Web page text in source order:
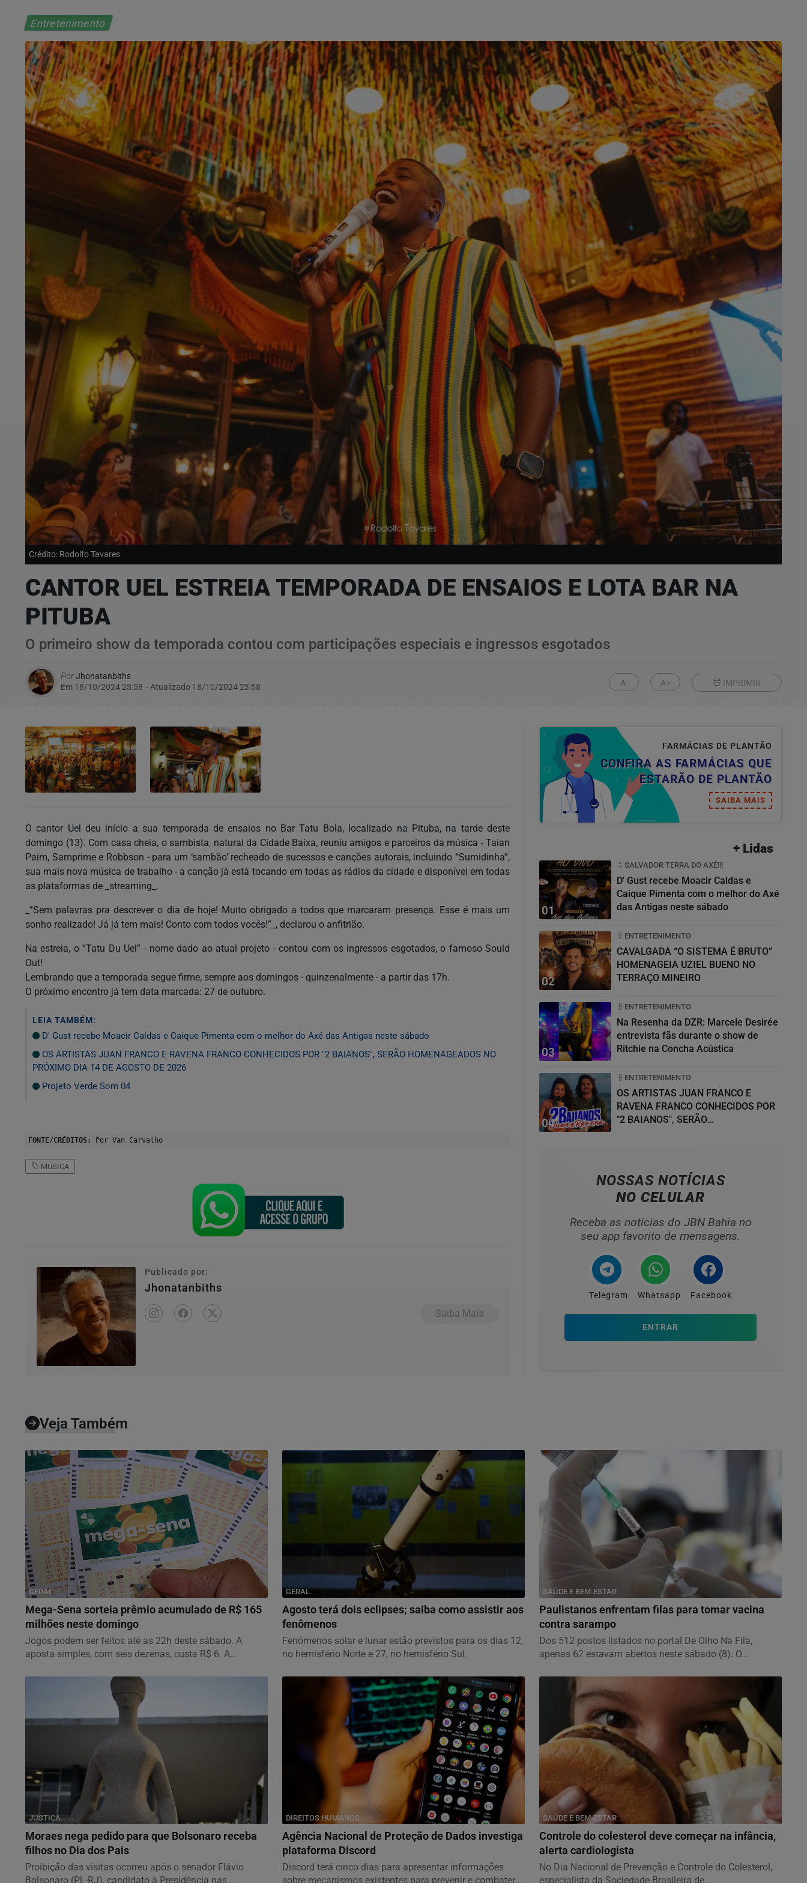
Entretenimento
Crédito: Rodolfo Tavares
CANTOR UEL ESTREIA TEMPORADA DE ENSAIOS E LOTA BAR NA
PITUBA
O primeiro show da temporada contou com participações especiais e ingressos esgotados
PorJhonatanbiths
Em 18/10/2024 23:58 - Atualizado 18/10/2024 23:58 A- A+ IMPRIMIR
O cantor Uel deu início a sua temporada de ensaios no Bar Tatu Bola, localizado na Pituba, na tarde deste
domingo (13). Com casa cheia, o sambista, natural da Cidade Baixa, reuniu amigos e parceiros da música - Taian
Paim, Samprime e Robbson - para um ‘sambão’ recheado de sucessos e canções autorais, incluindo “Sumidinha”,
sua mais nova música de trabalho - a canção já está tocando em todas as rádios da cidade e disponível em todas
as plataformas de _streaming_.
_”Sem palavras pra descrever o dia de hoje! Muito obrigado a todos que marcaram presença. Esse é mais um
sonho realizado! Já já tem mais! Conto com todos vocês!”_, declarou o anfitrião.
Na estreia, o “Tatu Du Uel” - nome dado ao atual projeto - contou com os ingressos esgotados, o famoso Sould
Out!
Lembrando que a temporada segue firme, sempre aos domingos - quinzenalmente - a partir das 17h.
O próximo encontro já tem data marcada: 27 de outubro.
LEIA TAMBÉM:
D' Gust recebe Moacir Caldas e Caique Pimenta com o melhor do Axé das Antigas neste sábado
OS ARTISTAS JUAN FRANCO E RAVENA FRANCO CONHECIDOS POR "2 BAIANOS", SERÃO HOMENAGEADOS NO
PRÓXIMO DIA 14 DE AGOSTO DE 2026
Projeto Verde Som 04
FONTE/CRÉDITOS: Por Van Carvalho
MÚSICA
Publicado por:
Jhonatanbiths
Saiba Mais
FARMÁCIAS DE PLANTÃO
CONFIRA AS FARMÁCIAS QUE
ESTARÃO DE PLANTÃO
SAIBA MAIS
+ Lidas
01
SALVADOR TERRA DO AXÉ!!!
D' Gust recebe Moacir Caldas e
Caique Pimenta com o melhor do Axé
das Antigas neste sábado
02
ENTRETENIMENTO
CAVALGADA “O SISTEMA É BRUTO”
HOMENAGEIA UZIEL BUENO NO
TERRAÇO MINEIRO
03
ENTRETENIMENTO
Na Resenha da DZR: Marcele Desirée
entrevista fãs durante o show de
Ritchie na Concha Acústica
04
ENTRETENIMENTO
OS ARTISTAS JUAN FRANCO E
RAVENA FRANCO CONHECIDOS POR
"2 BAIANOS", SERÃO
NOSSAS NOTÍCIAS
NO CELULAR
Receba as notícias do JBN Bahia no
seu app favorito de mensagens.
Telegram Whatsapp Facebook
ENTRAR
Veja Também
GERAL
Mega-Sena sorteia prêmio acumulado de R$ 165
milhões neste domingo
Jogos podem ser feitos até as 22h deste sábado. A
aposta simples, com seis dezenas, custa R$ 6. A
GERAL
Agosto terá dois eclipses; saiba como assistir aos
fenômenos
Fenômenos solar e lunar estão previstos para os dias 12,
no hemisfério Norte e 27, no hemisfério Sul.
SAÚDE E BEM-ESTAR
Paulistanos enfrentam filas para tomar vacina
contra sarampo
Dos 512 postos listados no portal De Olho Na Fila,
apenas 62 estavam abertos neste sábado (8). O...
JUSTIÇA
Moraes nega pedido para que Bolsonaro receba
filhos no Dia dos Pais
Proibição das visitas ocorreu após o senador Flávio
Bolsonaro (PL-RJ), candidato à Presidência nas...
DIREITOS HUMANOS
Agência Nacional de Proteção de Dados investiga
plataforma Discord
Discord terá cinco dias para apresentar informações
sobre mecanismos existentes para prevenir e combater...
SAÚDE E BEM-ESTAR
Controle do colesterol deve começar na infância,
alerta cardiologista
No Dia Nacional de Prevenção e Controle do Colesterol,
especialista da Sociedade Brasileira de...